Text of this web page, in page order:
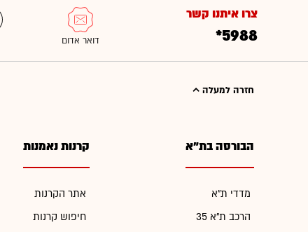
צרו איתנו קשר
*5988
חזרה למעלה
הבורסה בת"א
מדדי ת"א
הרכב ת"א 35
קרנות נאמנות
אתר הקרנות
חיפוש קרנות